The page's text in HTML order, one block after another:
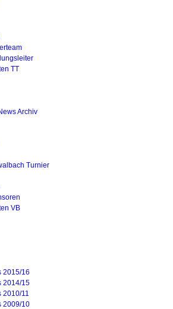
TT
Archiv
Turnier
VB
2015/16
2014/15
2010/11
2009/10